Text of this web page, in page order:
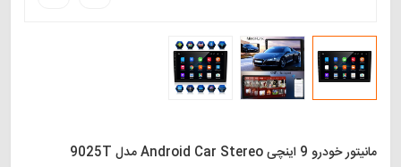
مانیتور خودرو 9 اینچی Android Car Stereo مدل 9025T